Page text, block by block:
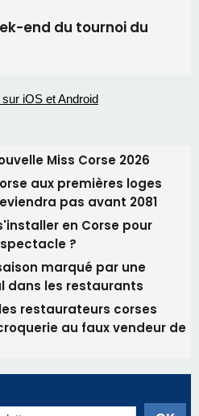
end du tournoi du
Miss Corse 2026
aux premières loges
pas avant 2081
en Corse pour
?
marqué par une
dans les restaurants
restaurateurs corses
au faux vendeur de